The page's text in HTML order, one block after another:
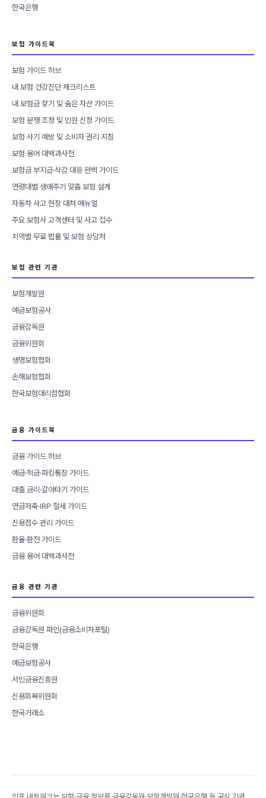
한국은행
보험 가이드북
보험 가이드 허브
내 보험 건강진단 체크리스트
내 보험금 찾기 및 숨은 자산 가이드
보험 분쟁 조정 및 민원 신청 가이드
보험 사기 예방 및 소비자 권리 지침
보험 용어 대백과사전
보험금 부지급·삭감 대응 완벽 가이드
연령대별 생애주기 맞춤 보험 설계
자동차 사고 현장 대처 매뉴얼
주요 보험사 고객센터 및 사고 접수
지역별 무료 법률 및 보험 상담처
보험 관련 기관
보험개발원
예금보험공사
금융감독원
금융위원회
생명보험협회
손해보험협회
한국보험대리점협회
금융 가이드북
금융 가이드 허브
예금·적금·파킹통장 가이드
대출 금리·갈아타기 가이드
연금저축·IRP 절세 가이드
신용점수 관리 가이드
환율·환전 가이드
금융 용어 대백과사전
금융 관련 기관
금융위원회
금융감독원 파인(금융소비자포털)
한국은행
예금보험공사
서민금융진흥원
신용회복위원회
한국거래소